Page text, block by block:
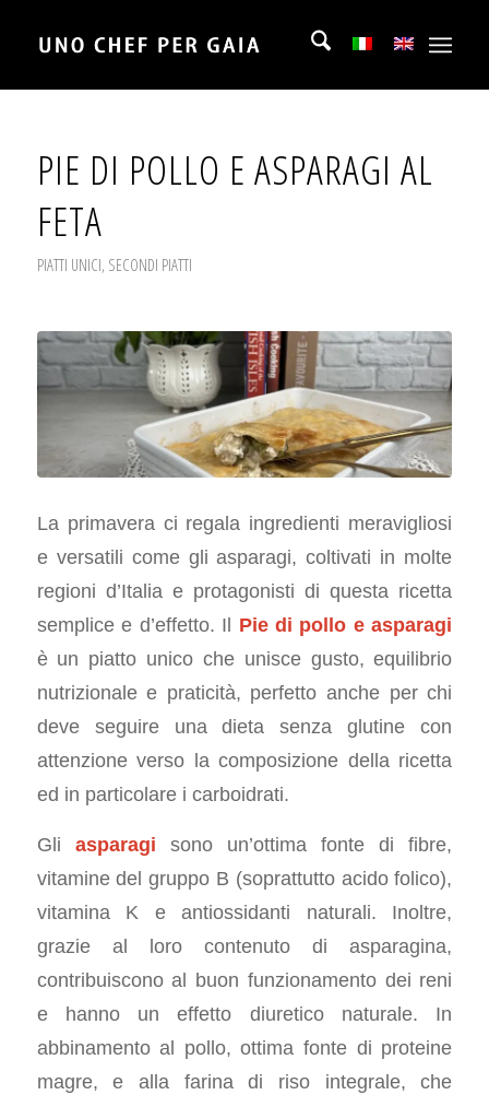
PIE DI POLLO E ASPARAGI AL
FETA
PIATTI UNICI, SECONDI PIATTI
La primavera ci regala ingredienti meravigliosi
e versatili come gli asparagi, coltivati in molte
regioni d’Italia e protagonisti di questa ricetta
semplice e d’effetto. Il Pie di pollo e asparagi
è un piatto unico che unisce gusto, equilibrio
nutrizionale e praticità, perfetto anche per chi
deve seguire una dieta senza glutine con
attenzione verso la composizione della ricetta
ed in particolare i carboidrati.
Gli asparagi sono un’ottima fonte di fibre,
vitamine del gruppo B (soprattutto acido folico),
vitamina K e antiossidanti naturali. Inoltre,
grazie al loro contenuto di asparagina,
contribuiscono al buon funzionamento dei reni
e hanno un effetto diuretico naturale. In
abbinamento al pollo, ottima fonte di proteine
magre, e alla farina di riso integrale, che